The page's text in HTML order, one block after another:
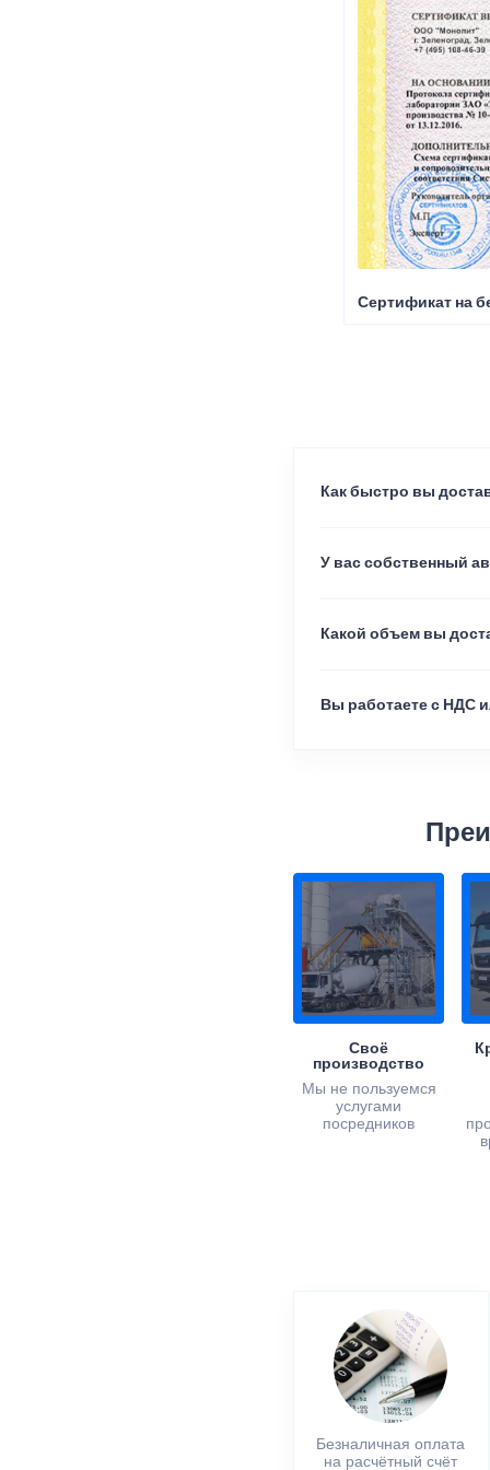
Сертификат на
Как быстро вы
У вас собственный
Какой объем вы
Вы работаете с НДС
Своё
производство
Мы не пользуемся
услугами
посредников
Безналичная оплата
на расчётный счёт